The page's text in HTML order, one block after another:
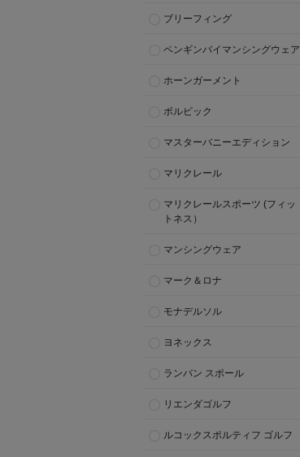
ブリーフィング
ペンギンバイマンシングウェア
ホーンガーメント
ボルビック
マスターバニーエディション
マリクレール
マリクレールスポーツ (フィッ
トネス）
マンシングウェア
マーク＆ロナ
モナデルソル
ヨネックス
ランバン スポール
リエンダゴルフ
ルコックスポルティフ ゴルフ